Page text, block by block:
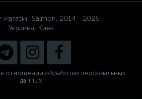
магазин Salmon, 2014 - 2026
Украина, Киев
отношении обработки персональных
данных